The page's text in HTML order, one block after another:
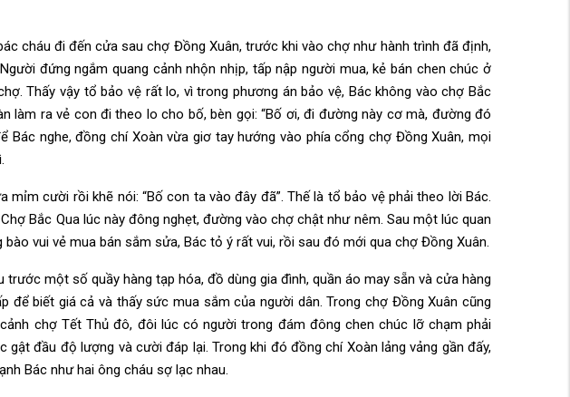
cháu đi đến cửa sau chợ Đồng Xuân, trước khi vào chợ như hành trình đã định,
đứng ngắm quang cảnh nhộn nhịp, tấp nập người mua, kẻ bán chen chúc ở
Thấy vậy tổ bảo vệ rất lo, vì trong phương án bảo vệ, Bác không vào chợ Bắc
làm ra vẻ con đi theo lo cho bố, bèn gọi: “Bố ơi, đi đường này cơ mà, đường đó
Bác nghe, đồng chí Xoàn vừa giơ tay hướng vào phía cổng chợ Đồng Xuân, mọi
mỉm cười rồi khẽ nói: “Bố con ta vào đây đã”. Thế là tổ bảo vệ phải theo lời Bác.
Bắc Qua lúc này đông nghẹt, đường vào chợ chật như nêm. Sau một lúc quan
vui vẻ mua bán sắm sửa, Bác tỏ ý rất vui, rồi sau đó mới qua chợ Đồng Xuân.
một số quầy hàng tạp hóa, đồ dùng gia đình, quần áo may sẵn và cửa hàng
để biết giá cả và thấy sức mua sắm của người dân. Trong chợ Đồng Xuân cũng
chợ Tết Thủ đô, đôi lúc có người trong đám đông chen chúc lỡ chạm phải
gật đầu độ lượng và cười đáp lại. Trong khi đó đồng chí Xoàn lảng vảng gần đấy,
Bác như hai ông cháu sợ lạc nhau.